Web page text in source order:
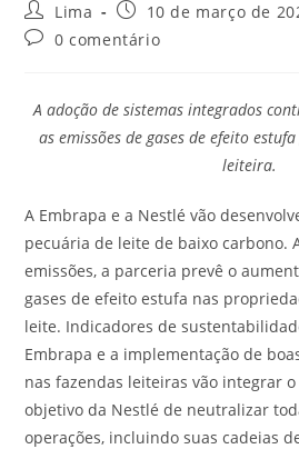
Lima 10 de março de
0 comentário
A adoção de sistemas integrados
as emissões de gases de efeito
leiteira.
A Embrapa e a Nestlé vão
pecuária de leite de baixo carbono.
emissões, a parceria prevê o
gases de efeito estufa nas
leite. Indicadores de
Embrapa e a implementação de
nas fazendas leiteiras vão integrar
objetivo da Nestlé de neutralizar
operações, incluindo suas cadeias